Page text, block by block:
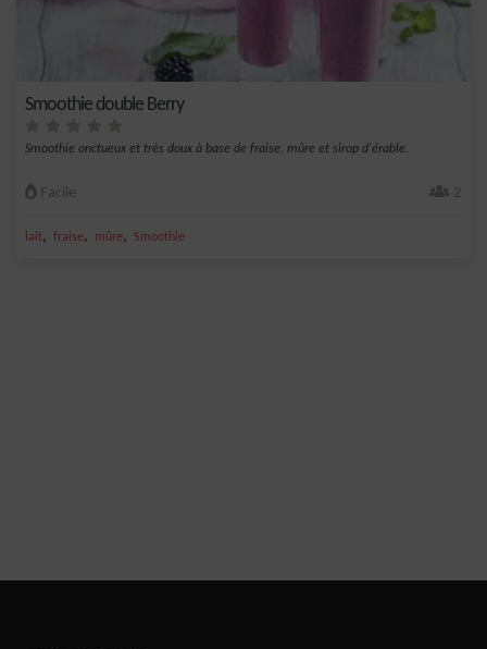
Smoothie double Berry
Smoothie onctueux et très doux à base de fraise, mûre et sirop d'érable.
Facile 2
lait, fraise, mûre, Smoothie